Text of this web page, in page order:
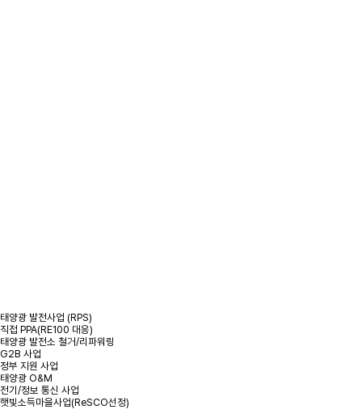
태양광 발전사업 (RPS)
직접 PPA(RE100 대응)
태양광 발전소 철거/리파워링
G2B 사업
정부 지원 사업
태양광 O&M
전기/정보 통신 사업
햇빛소득마을사업(ReSCO선정)